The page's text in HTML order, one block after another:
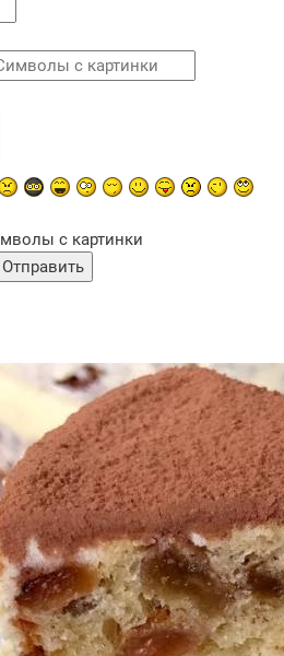
с картинки
Отправить